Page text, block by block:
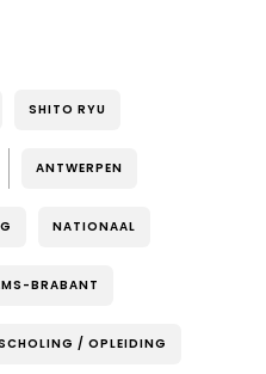
SHITO RYU
ANTWERPEN
NATIONAAL
BRABANT
/ OPLEIDING